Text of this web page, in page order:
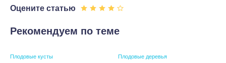
Оцените статью
Рекомендуем по теме
Плодовые кусты Плодовые деревья